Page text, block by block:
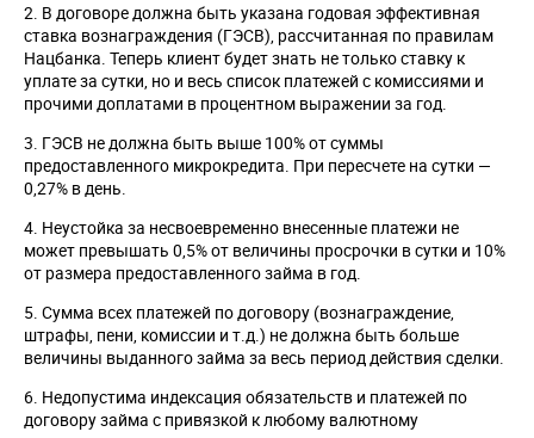
2. В договоре должна быть указана годовая эффективная
ставка вознаграждения (ГЭСВ), рассчитанная по правилам
Нацбанка. Теперь клиент будет знать не только ставку к
уплате за сутки, но и весь список платежей с комиссиями и
прочими доплатами в процентном выражении за год.
3. ГЭСВ не должна быть выше 100% от суммы
предоставленного микрокредита. При пересчете на сутки —
0,27% в день.
4. Неустойка за несвоевременно внесенные платежи не
может превышать 0,5% от величины просрочки в сутки и 10%
от размера предоставленного займа в год.
5. Сумма всех платежей по договору (вознаграждение,
штрафы, пени, комиссии и т.д.) не должна быть больше
величины выданного займа за весь период действия сделки.
6. Недопустима индексация обязательств и платежей по
договору займа с привязкой к любому валютному